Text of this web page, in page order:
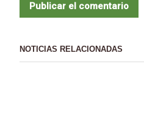
NOTICIAS RELACIONADAS